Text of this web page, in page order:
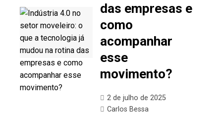
das empresas e
como
acompanhar
esse
movimento?
2 de julho de 2025
Carlos Bessa